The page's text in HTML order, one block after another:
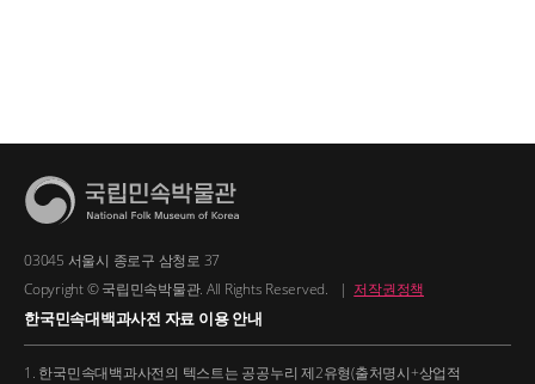
03045 서울시 종로구 삼청로 37
Copyright © 국립민속박물관. All Rights Reserved.
| 저작권정책
한국민속대백과사전 자료 이용 안내
1. 한국민속대백과사전의 텍스트는 공공누리 제2유형(출처명시+상업적